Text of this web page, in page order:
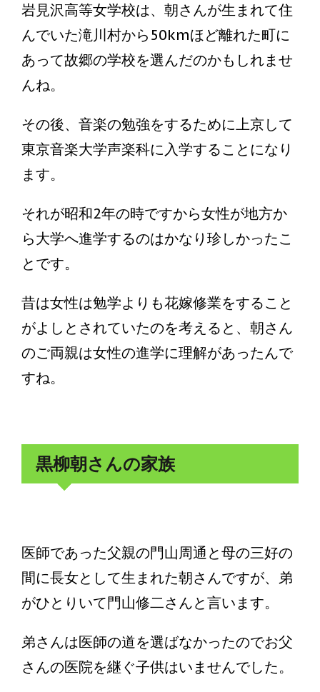
岩見沢高等女学校は、朝さんが生まれて住
んでいた滝川村から50kmほど離れた町に
あって故郷の学校を選んだのかもしれませ
んね。
その後、音楽の勉強をするために上京して
東京音楽大学声楽科に入学することになり
ます。
それが昭和2年の時ですから女性が地方か
ら大学へ進学するのはかなり珍しかったこ
とです。
昔は女性は勉学よりも花嫁修業をすること
がよしとされていたのを考えると、朝さん
のご両親は女性の進学に理解があったんで
すね。
黒柳朝さんの家族
医師であった父親の門山周通と母の三好の
間に長女として生まれた朝さんですが、弟
がひとりいて門山修二さんと言います。
弟さんは医師の道を選ばなかったのでお父
さんの医院を継ぐ子供はいませんでした。